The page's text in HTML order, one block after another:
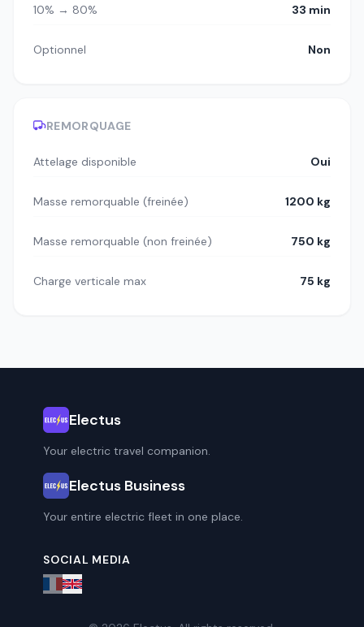
10% → 80% 33 min
Optionnel Non
REMORQUAGE
Attelage disponible Oui
Masse remorquable (freinée) 1200 kg
Masse remorquable (non freinée) 750 kg
Charge verticale max 75 kg
Electus
Your electric travel companion.
Electus Business
Your entire electric fleet in one place.
SOCIAL MEDIA